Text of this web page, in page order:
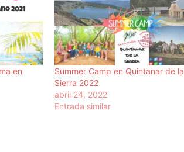
en
Summer Camp en Quintanar de la
Sierra 2022
abril 24, 2022
Entrada similar